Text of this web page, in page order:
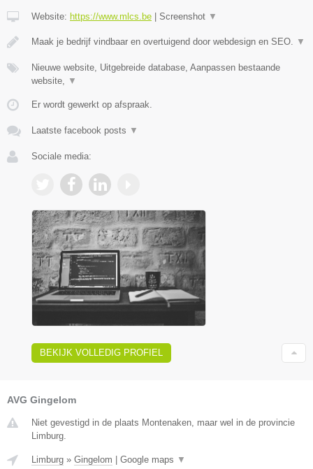
Website: https://www.mlcs.be Screenshot ▼
Maak je bedrijf vindbaar en overtuigend door webdesign en SEO. ▼
Nieuwe website, Uitgebreide database, Aanpassen bestaande
website, ▼
Er wordt gewerkt op afspraak.
Laatste facebook posts ▼
Sociale media:
BEKIJK VOLLEDIG PROFIEL
AVG Gingelom
Niet gevestigd in de plaats Montenaken, maar wel in de provincie
Limburg.
Limburg » Gingelom Google maps ▼